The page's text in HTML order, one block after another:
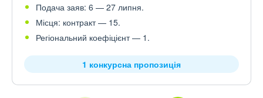
Подача заяв: 6 — 27 липня.
Місця: контракт — 15.
Регіональний коефіцієнт — 1.
1 конкурсна пропозиція